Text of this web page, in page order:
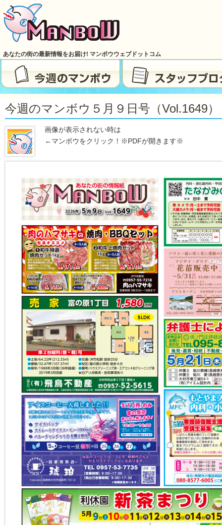
あなたの街の最新情報をお届け! マンボウウェブドットコム
今週のマンボウ５月９日号（vol.1649）
画像が表示されない時は
←マンボウをクリック！※PDFが開きます※